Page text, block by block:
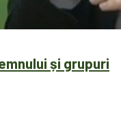
și grupuri